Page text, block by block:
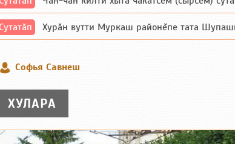
Хурăн вутти Муркаш районĕпе тата
Софья Савнеш
ХУЛАРА